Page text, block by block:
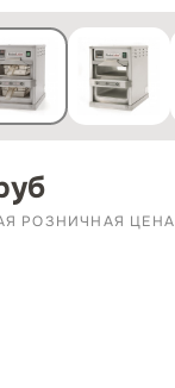
РОЗНИЧНАЯ ЦЕНА